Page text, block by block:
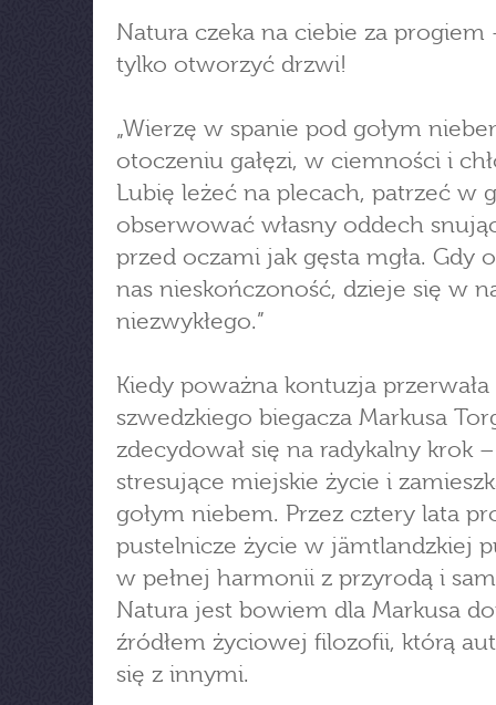
Natura czeka na ciebie za progiem
tylko otworzyć drzwi!
„Wierzę w spanie pod gołym
otoczeniu gałęzi, w ciemności i
Lubię leżeć na plecach, patrzeć w
obserwować własny oddech
przed oczami jak gęsta mgła. Gdy
nas nieskończoność, dzieje się w
niezwykłego.”
Kiedy poważna kontuzja
szwedzkiego biegacza Markusa
zdecydował się na radykalny krok
stresujące miejskie życie i
gołym niebem. Przez cztery lata
pustelnicze życie w jämtlandzkiej
w pełnej harmonii z przyrodą i
Natura jest bowiem dla Markusa
źródłem życiowej filozofii, którą
się z innymi.